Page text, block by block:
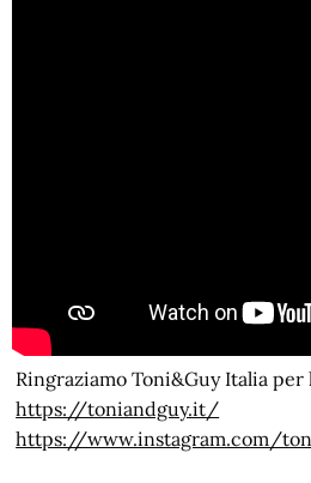
Ringraziamo Toni&Guy Italia per
https://toniandguy.it/
https://www.instagram.com/